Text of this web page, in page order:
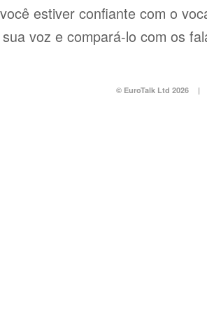
estiver confiante com o
voz e compará-lo com os
© EuroTalk Ltd 2026 |